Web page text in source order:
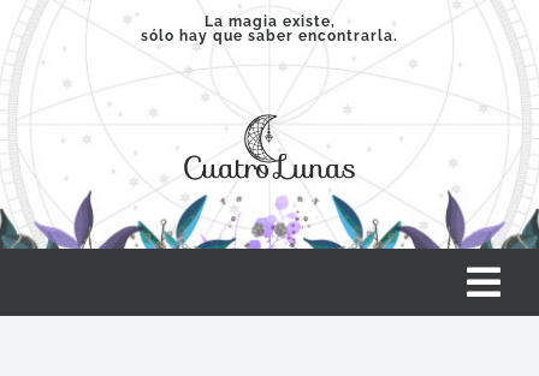
Saltar
contenido
La magia existe,
sólo hay que saber encontrarla.